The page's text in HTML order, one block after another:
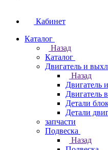
Кабинет
Каталог
Назад
Каталог
Двигатель и
Назад
Двигатель
Двигатель
Детали
Детали
запчасти
Подвеска
Назад